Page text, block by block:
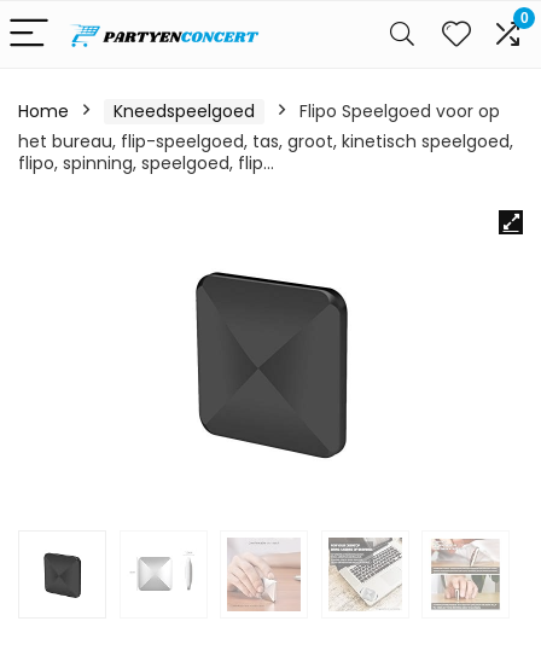
0
Home Kneedspeelgoed
Flipo Speelgoed voor op
het bureau, flip-speelgoed, tas, groot, kinetisch speelgoed,
flipo, spinning, speelgoed, flip…